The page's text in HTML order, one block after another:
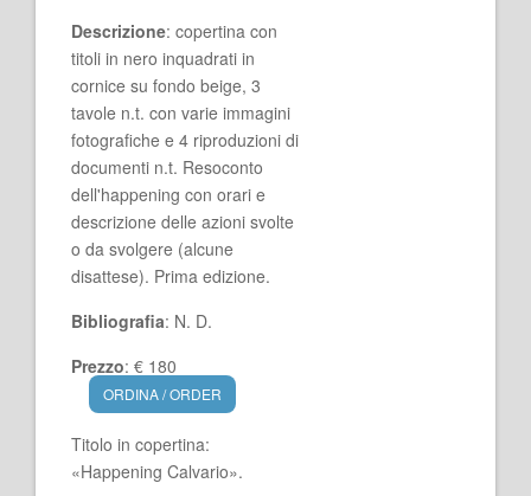
Descrizione: copertina con
titoli in nero inquadrati in
cornice su fondo beige, 3
tavole n.t. con varie immagini
fotografiche e 4 riproduzioni di
documenti n.t. Resoconto
dell'happening con orari e
descrizione delle azioni svolte
o da svolgere (alcune
disattese). Prima edizione.
Bibliografia: N. D.
Prezzo: € 180
ORDINA / ORDER
Titolo in copertina:
«Happening Calvario».